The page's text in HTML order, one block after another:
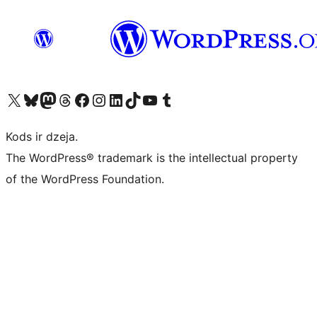
Apmeklējiet mūsu X (agrāk Twitter) kontu
Apmeklējiet mūsu Bluesky kontu
Apmeklējiet mūsu Mastodon kontu
Apmeklējiet mūsu Threads kontu
Apmeklējiet mūsu Facebook lapuApmeklējiet mūsu Instagram kontu
Apmeklējiet mūsu LinkedIn kontu
Apmeklējiet mūsu TikTok kontu
Apmeklējiet mūsu YouTube kanālu
Apmeklējiet mūsu Tumblr kontu
Kods ir dzeja.
The WordPress® trademark is the intellectual property
of the WordPress Foundation.